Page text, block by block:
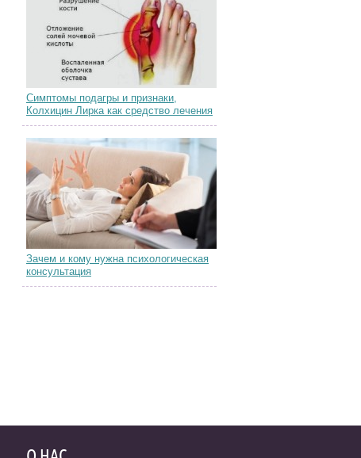
Симптомы подагры и признаки,
Колхицин Лирка как средство лечения
Зачем и кому нужна психологическая
консультация